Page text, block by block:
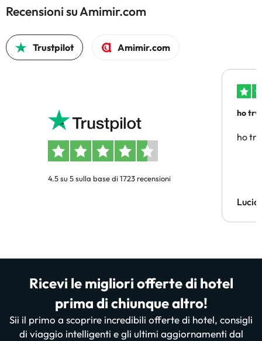
Recensioni su Amimir.com
Trustpilot Amimir.com
4.5 su 5 sulla base di 1723 recensioni
ho
ho
Lucia
Ricevi le migliori offerte di hotel
prima di chiunque altro!
Sii il primo a scoprire incredibili offerte di hotel, consigli
di viaggio intelligenti e gli ultimi aggiornamenti dal